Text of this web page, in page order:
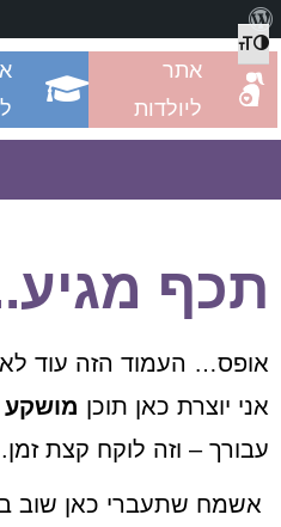
הפעל/כבה ניגודיות גבוהה
מתג גודל גופן
אתר
ליולדות
תכף
אופס… העמוד הזה עוד לא
אני יוצרת כאן תוכן מושקע
עבורך – וזה לוקח קצת זמן.
אשמח שתעברי כאן שוב